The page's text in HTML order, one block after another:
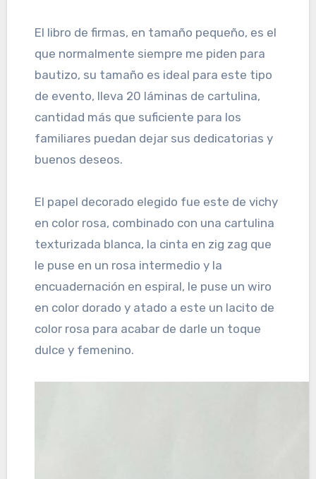
El libro de firmas, en tamaño pequeño, es el
que normalmente siempre me piden para
bautizo, su tamaño es ideal para este tipo
de evento, lleva 20 láminas de cartulina,
cantidad más que suficiente para los
familiares puedan dejar sus dedicatorias y
buenos deseos.
El papel decorado elegido fue este de vichy
en color rosa, combinado con una cartulina
texturizada blanca, la cinta en zig zag que
le puse en un rosa intermedio y la
encuadernación en espiral, le puse un wiro
en color dorado y atado a este un lacito de
color rosa para acabar de darle un toque
dulce y femenino.